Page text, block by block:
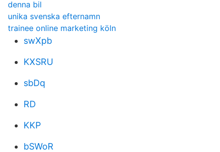
denna bil
unika svenska efternamn
trainee online marketing köln
swXpb
KXSRU
sbDq
RD
KKP
bSWoR